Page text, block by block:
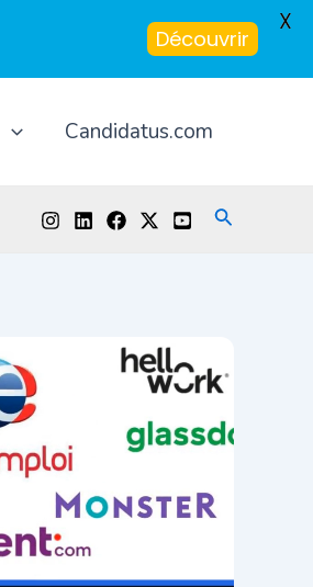
Candidatus.com
Rechercher
Découvrir
X